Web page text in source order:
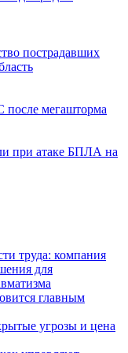
пострадавших
после мегашторма
при атаке БПЛА на
труда: компания
для
главным
угрозы и цена